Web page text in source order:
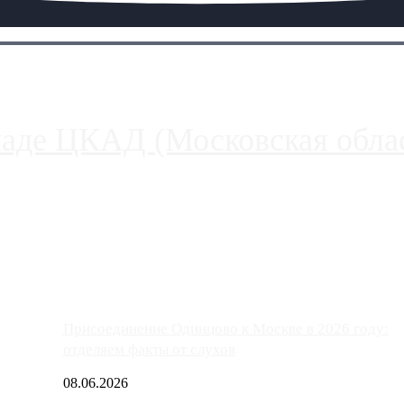
08.06.2026